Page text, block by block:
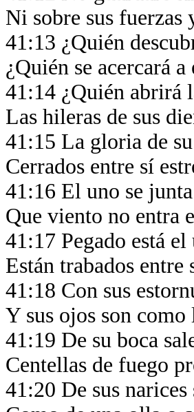
Ni sobre sus
41:13 ¿Quién
¿Quién se acercará
41:14 ¿Quién abrirá
Las hileras de sus
41:15 La gloria de
Cerrados entre sí
41:16 El uno se
Que viento no entra
41:17 Pegado está
Están trabados
41:18 Con sus
Y sus ojos son
41:19 De su boca
Centellas de fuego
41:20 De sus narices